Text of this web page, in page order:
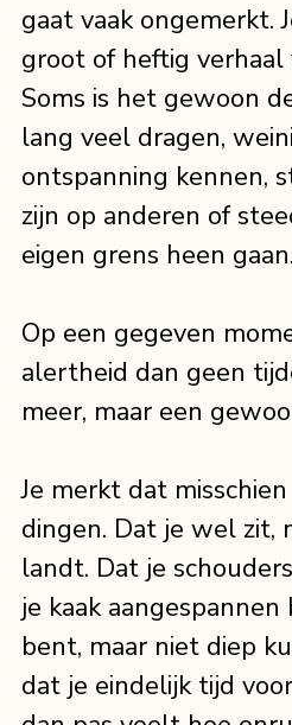
gaat vaak ongemerkt.
groot of heftig
Soms is het gewoon
lang veel dragen,
ontspanning kennen,
zijn op anderen of
eigen grens heen gaan.
Op een gegeven
alertheid dan geen
meer, maar een
Je merkt dat
dingen. Dat je wel zit,
landt. Dat je
je kaak
bent, maar niet diep
dat je eindelijk tijd